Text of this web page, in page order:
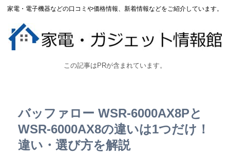
家電・電子機器などの口コミや価格情報、新着情報などをご紹介しています。
この記事はPRが含まれています。
バッファロー WSR-6000AX8Pと
WSR-6000AX8の違いは1つだけ！
違い・選び方を解説